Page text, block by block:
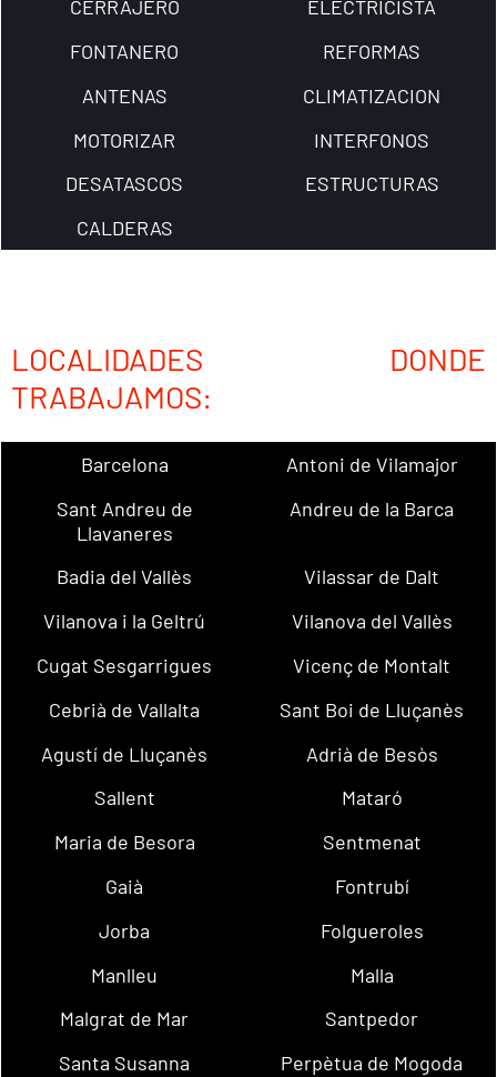
CERRAJERO
ELECTRICISTA
FONTANERO
REFORMAS
ANTENAS
CLIMATIZACION
MOTORIZAR
INTERFONOS
DESATASCOS
ESTRUCTURAS
CALDERAS
LOCALIDADES DONDE
TRABAJAMOS:
Barcelona
Antoni de Vilamajor
Sant Andreu de
Llavaneres
Andreu de la Barca
Badia del Vallès
Vilassar de Dalt
Vilanova i la Geltrú
Vilanova del Vallès
Cugat Sesgarrigues
Vicenç de Montalt
Cebrià de Vallalta
Sant Boi de Lluçanès
Agustí de Lluçanès
Adrià de Besòs
Sallent
Mataró
Maria de Besora
Sentmenat
Gaià
Fontrubí
Jorba
Folgueroles
Manlleu
Malla
Malgrat de Mar
Santpedor
Santa Susanna
Perpètua de Mogoda